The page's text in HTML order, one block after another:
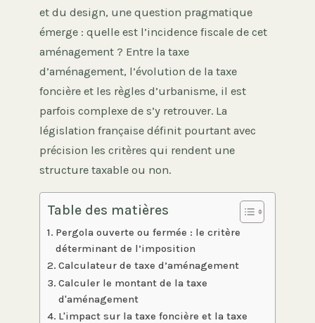
et du design, une question pragmatique
émerge : quelle est l’incidence fiscale de cet
aménagement ? Entre la taxe
d’aménagement, l’évolution de la taxe
foncière et les règles d’urbanisme, il est
parfois complexe de s’y retrouver. La
législation française définit pourtant avec
précision les critères qui rendent une
structure taxable ou non.
Table des matières
Pergola ouverte ou fermée : le critère
déterminant de l’imposition
Calculateur de taxe d’aménagement
Calculer le montant de la taxe
d'aménagement
L'impact sur la taxe foncière et la taxe